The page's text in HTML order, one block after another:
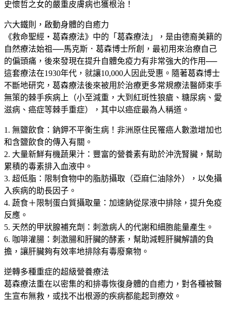
史懷哲之女的嚴重皮膚病也獲根治！
六大鐵則，啟動身體的自癒力
《救命聖經‧葛森療法》中的「葛森療法」，是由德裔美籍的
自然療法始祖──馬克斯．葛森博士所創，最初用來治療自己
的偏頭痛，後來發現在提升自體免疫力有非常強大的作用──
這套療法在1930年代，就讓10,000人因此受惠。隨著葛森博士
不斷地研究，葛森療法後來被用於治療更多常規療法醫師束手
無策的棘手疾病上（小至減重，大到紅斑性狼瘡、糖尿病、愛
滋病、癌症等棘手重症），其中以癌症最為人稱道。
1. 無鹽飲食：鈉鉀不平衡生病！非洲原住民罹癌人數激增加也
和含鹽飲食的傳入有關。
2. 大量新鮮有機蔬果汁：豐富的營養素有助於沖洗腎臟，幫助
累積的毒素排入血液中。
3. 超低脂：限制食物中的脂肪攝取（亞麻仁油除外），以免攝
入疾病的助長因子。
4. 蔬食＋限制蛋白質攝取量：加速鈉從尿液中排除，提升免疫
反應。
5. 天然的甲狀腺補充劑：刺激病人的代謝和細胞能量產生。
6. 咖啡灌腸：刺激腸和肝臟的酵素，幫助減輕肝臟解讀的負
擔，讓肝臟夠有效率地排除有毒廢棄物。
逆轉多種重症的超級營養療法
葛森療法重在以密集的和排毒恢復身體的自癒力，對各種被醫
生宣布無救，或找不出根源的疾病都能起到療效。